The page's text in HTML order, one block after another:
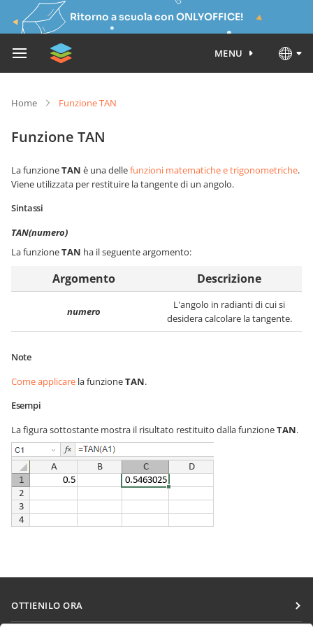
Ritorno a scuola con ONLYOFFICE!
MENU
Home Funzione TAN
Funzione TAN
La funzioneTAN è una dellefunzioni matematiche e trigonometriche.
Viene utilizzata per restituire la tangente di un angolo.
Sintassi
TAN(numero)
La funzioneTAN ha il seguente argomento:
Argomento Descrizione
numero
L'angolo in radianti di cui si
desidera calcolare la tangente.
Note
Come applicare la funzioneTAN.
Esempi
La figura sottostante mostra il risultato restituito dalla funzioneTAN.
OTTIENILO ORA